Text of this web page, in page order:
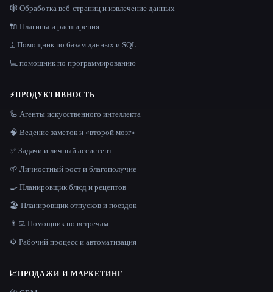
🕸️ Обработка веб-страниц и извлечение данных
🔌 Плагины и расширения
🗄️ Помощник по базам данных и SQL
💻 помощник по программированию
⚡ПРОДУКТИВНОСТЬ
🦾 Агенты искусственного интеллекта
🧠 Ведение заметок и «второй мозг»
✅ Задачи и личный ассистент
🌱 Личностный рост и благополучие
🍳 Планировщик блюд и рецептов
🏖 Планировщик отпусков и поездок
👨‍💻 Помощник по встречам
⚙️ Рабочий процесс и автоматизация
📈ПРОДАЖИ И МАРКЕТИНГ